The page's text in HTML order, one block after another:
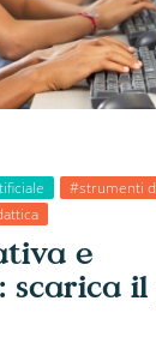
#strumenti
e